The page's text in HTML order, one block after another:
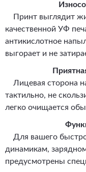
Принт выглядит
качественной УФ
антикислотное
выгорает и не
Лицевая сторона
тактильно, не
легко очищается
Для вашего
динамикам,
предусмотрены